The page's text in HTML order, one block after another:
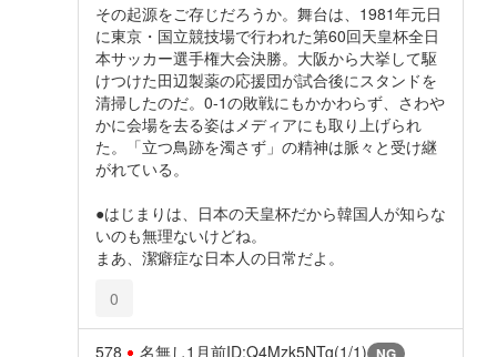
その起源をご存じだろうか。舞台は、1981年元日
に東京・国立競技場で行われた第60回天皇杯全日
本サッカー選手権大会決勝。大阪から大挙して駆
けつけた田辺製薬の応援団が試合後にスタンドを
清掃したのだ。0-1の敗戦にもかかわらず、さわや
かに会場を去る姿はメディアにも取り上げられ
た。「立つ鳥跡を濁さず」の精神は脈々と受け継
がれている。
●はじまりは、日本の天皇杯だから韓国人が知らな
いのも無理ないけどね。
まあ、潔癖症な日本人の日常だよ。
0
578 名無し1月前ID:Q4Mzk5NTg(1/1)